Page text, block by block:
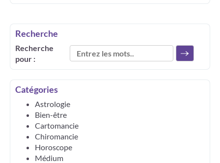
Recherche
Recherche
pour :
Catégories
Astrologie
Bien-être
Cartomancie
Chiromancie
Horoscope
Médium